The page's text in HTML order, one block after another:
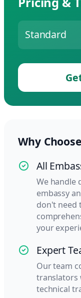
Standard
Why
All
We handle
embassy
don't need
your
Expert
Our team
translators
technical